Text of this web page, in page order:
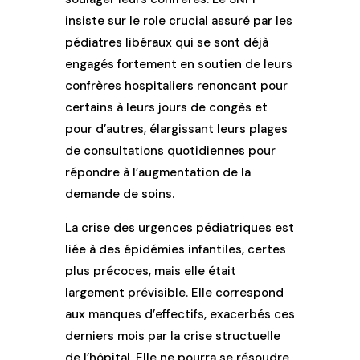
insiste sur le role crucial assuré par les
pédiatres libéraux qui se sont déjà
engagés fortement en soutien de leurs
confrères hospitaliers renoncant pour
certains à leurs jours de congès et
pour d’autres, élargissant leurs plages
de consultations quotidiennes pour
répondre à l’augmentation de la
demande de soins.
La crise des urgences pédiatriques est
liée à des épidémies infantiles, certes
plus précoces, mais elle était
largement prévisible. Elle correspond
aux manques d’effectifs, exacerbés ces
derniers mois par la crise structuelle